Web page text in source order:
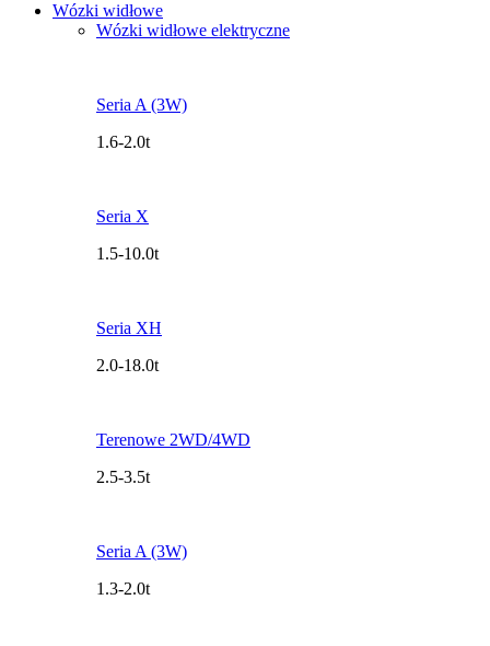
Wózki widłowe
Wózki widłowe elektryczne
Seria A (3W)
1.6-2.0t
Seria X
1.5-10.0t
Seria XH
2.0-18.0t
Terenowe 2WD/4WD
2.5-3.5t
Seria A (3W)
1.3-2.0t